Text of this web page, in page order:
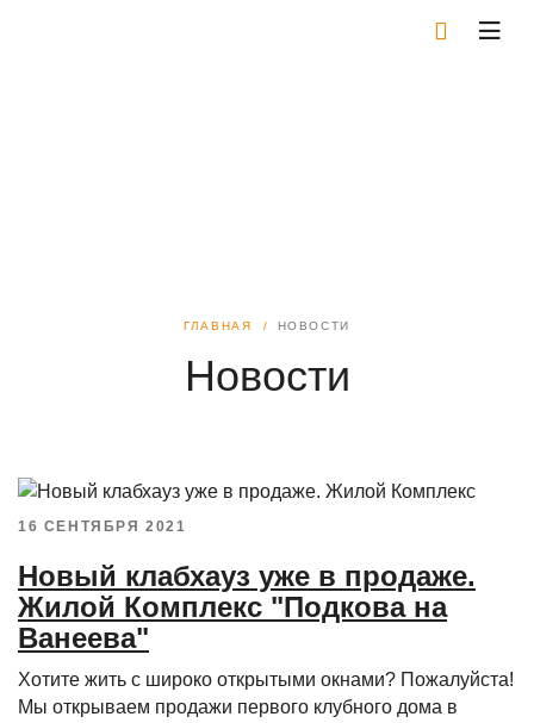
ГЛАВНАЯ НОВОСТИ
Новости
16 СЕНТЯБРЯ 2021
Новый клабхауз уже в продаже.
Жилой Комплекс "Подкова на
Ванеева"
Хотите жить с широко открытыми окнами? Пожалуйста!
Мы открываем продажи первого клубного дома в